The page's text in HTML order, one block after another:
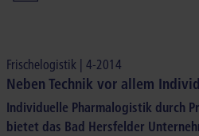
Frischelogistik | 4-2014
Neben Technik vor allem
Individuelle Pharmalogistik durch
bietet das Bad Hersfelder